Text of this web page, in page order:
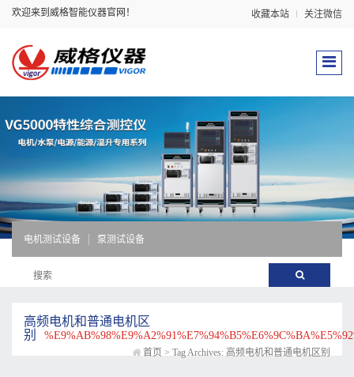
欢迎来到威格智能仪器官网！ 收藏本站 关注微信
电机测试设备 泵测试设备
高频电机和普通电机区
别
首页 > Tag Archives: 高频电机和普通电机区别